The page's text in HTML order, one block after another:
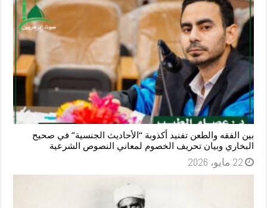
بين الفقه والطعن تفنيد أكذوبة “الأحاديث الجنسية” في صحيح
البخاري وبيان تحريف الخصوم لمعاني النصوص الشرعية
22 مايو، 2026